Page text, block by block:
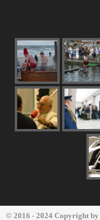
© 2016 - 2024 Copyright by